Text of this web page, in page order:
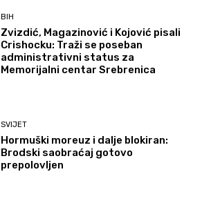
BIH
Zvizdić, Magazinović i Kojović pisali
Crishocku: Traži se poseban
administrativni status za
Memorijalni centar Srebrenica
SVIJET
Hormuški moreuz i dalje blokiran:
Brodski saobraćaj gotovo
prepolovljen